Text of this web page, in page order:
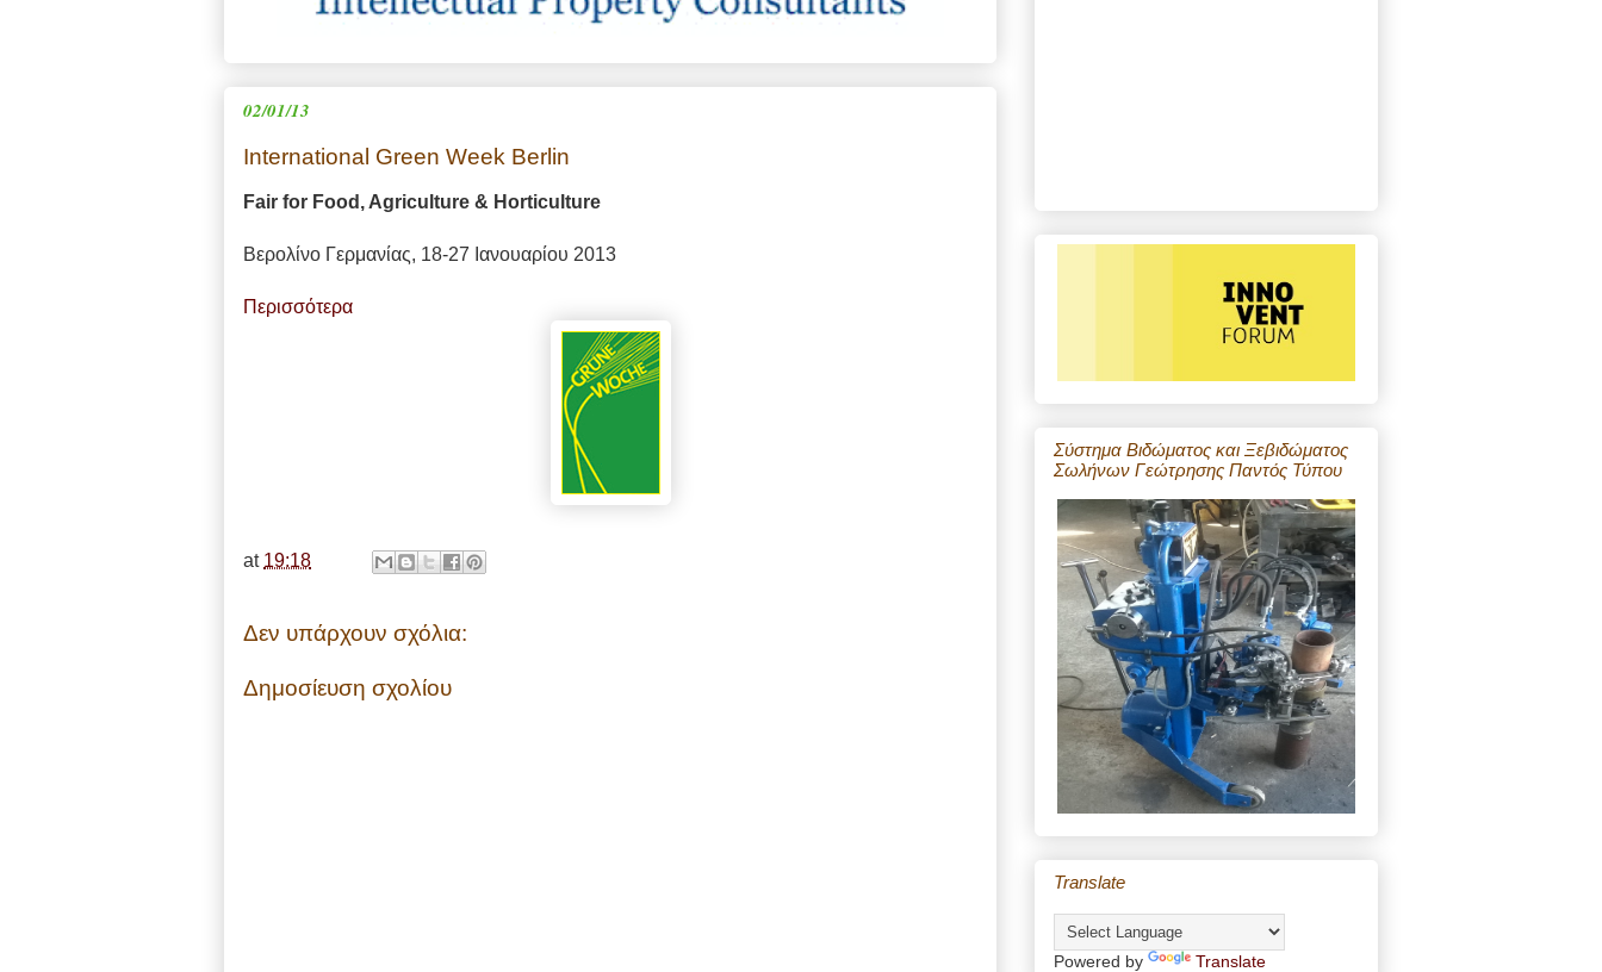
02/01/13
International Green Week Berlin
Fair for Food, Agriculture & Horticulture
Βερολίνο Γερμανίας, 18-27 Ιανουαρίου 2013
Περισσότερα
at 19:18
Δεν υπάρχουν σχόλια:
Δημοσίευση σχολίου
Σύστημα Βιδώματος και Ξεβιδώματος
Σωλήνων Γεώτρησης Παντός Τύπου
Translate
Powered by Translate